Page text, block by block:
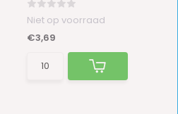
Niet op voorraad
€3,69